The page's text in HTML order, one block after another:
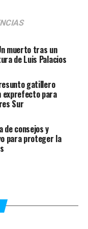
el impacto del
en Townsville
permanezcan en
por la noche,
a más de 30
y terminó
Las
como
varios heridos
a un centro
poco después
Su amiga
médica y
muerto tras un
de Luis Palacios
gatillero
exprefecto para
Sur
de consejos y
para proteger la